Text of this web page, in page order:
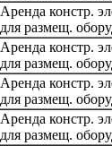
Аренда констр.
для размещ.
Аренда констр.
для размещ.
Аренда констр.
для размещ.
Аренда констр.
для размещ.